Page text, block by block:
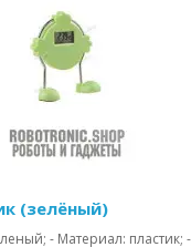
(зелёный)
- Материал: пластик;